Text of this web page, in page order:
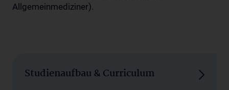
Allgemeinmediziner).
Studienaufbau & Curriculum